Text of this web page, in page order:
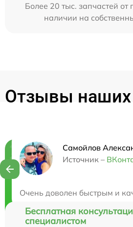
Более 20 тыс. запчастей от
наличии на
Отзывы наших
Самойлов
Источник –
Очень доволен быстрым и
Нужна
Бесплатная
специалистом